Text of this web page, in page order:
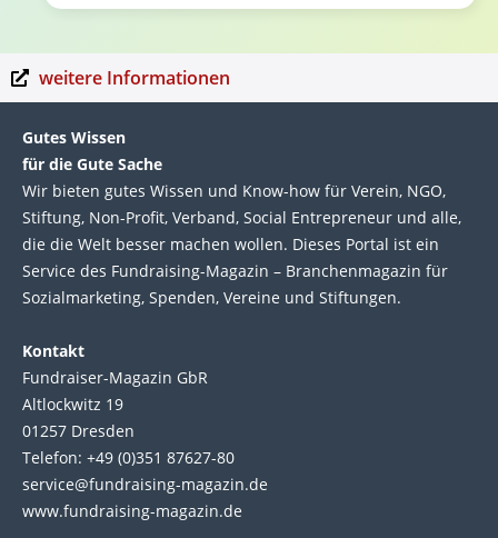
weitere Informationen
Gutes Wissen
für die Gute Sache
Wir bie­ten gutes Wis­sen und Know-how für Ver­ein, NGO,
Stif­tung, Non-Profit, Ver­band, Social Entre­pre­neur und alle,
die die Welt bes­ser machen wol­len. Die­ses Por­tal ist ein
Service des Fund­raising-Magazin – Bran­chen­magazin für
Sozial­marke­ting, Spen­den, Ver­eine und Stif­tun­gen.
Kontakt
Fundraiser-Magazin GbR
Altlockwitz 19
01257 Dresden
Telefon: +49 (0)351 87627-80
service@fundraising-magazin.de
www.fundraising-magazin.de